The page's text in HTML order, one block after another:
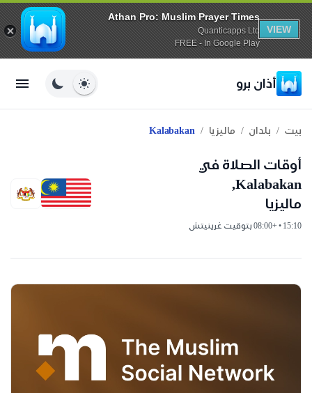
Athan Pro: Muslim Prayer Times
Quanticapps Ltd
FREE - In Google Play
VIEW
أذان برو
بيت / بلدان / ماليزيا /
Kalabakan
أوقات الصلاة في
Kalabakan,
ماليزيا
15:10 • +08:00 بتوقيت غرينيتش